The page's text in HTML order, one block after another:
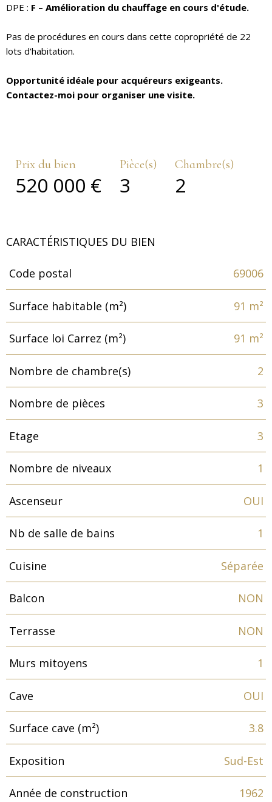
DPE : F – Amélioration du chauffage en cours d'étude.
Pas de procédures en cours dans cette copropriété de 22
lots d'habitation.
Opportunité idéale pour acquéreurs exigeants.
Contactez-moi pour organiser une visite.
Prix du bien
520 000 €
Pièce(s)
3
Chambre(s)
2
CARACTÉRISTIQUES DU BIEN
Caractéristiques
Code postal 69006
Surface habitable (m²) 91 m²
Surface loi Carrez (m²) 91 m²
Nombre de chambre(s) 2
Nombre de pièces 3
Etage 3
Nombre de niveaux 1
Ascenseur OUI
Nb de salle de bains 1
Cuisine Séparée
Balcon NON
Terrasse NON
Murs mitoyens 1
Cave OUI
Surface cave (m²) 3.8
Exposition Sud-Est
Année de construction 1962